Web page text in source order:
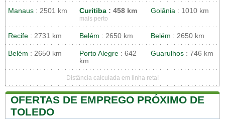
Manaus : 2501 km Curitiba : 458 km
mais perto
Goiânia : 1010 km
Recife : 2731 km Belém : 2650 km Belém : 2650 km
Belém : 2650 km Porto Alegre : 642
km
Guarulhos : 746 km
Distância calculada em linha reta!
OFERTAS DE EMPREGO PRÓXIMO DE
TOLEDO